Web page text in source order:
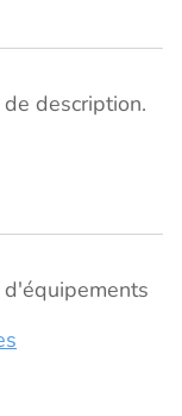
description.